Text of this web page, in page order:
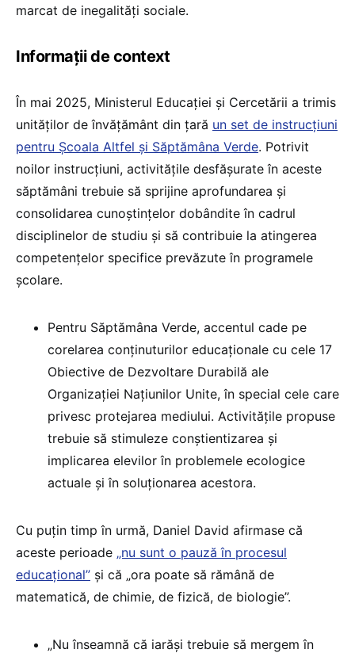
marcat de inegalități sociale.
Informații de context
În mai 2025, Ministerul Educației și Cercetării a trimis
unităților de învățământ din țară un set de instrucțiuni
pentru Școala Altfel și Săptămâna Verde. Potrivit
noilor instrucțiuni, activitățile desfășurate în aceste
săptămâni trebuie să sprijine aprofundarea și
consolidarea cunoștințelor dobândite în cadrul
disciplinelor de studiu și să contribuie la atingerea
competențelor specifice prevăzute în programele
școlare.
Pentru Săptămâna Verde, accentul cade pe
corelarea conținuturilor educaționale cu cele 17
Obiective de Dezvoltare Durabilă ale
Organizației Națiunilor Unite, în special cele care
privesc protejarea mediului. Activitățile propuse
trebuie să stimuleze conștientizarea și
implicarea elevilor în problemele ecologice
actuale și în soluționarea acestora.
Cu puțin timp în urmă, Daniel David afirmase că
aceste perioade „nu sunt o pauză în procesul
educațional” și că „ora poate să rămână de
matematică, de chimie, de fizică, de biologie”.
„Nu înseamnă că iarăși trebuie să mergem în